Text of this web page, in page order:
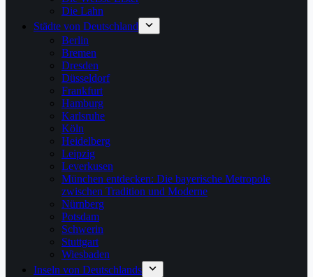
Die Lahn
Städte von Deutschland
Berlin
Bremen
Dresden
Düsseldorf
Frankfurt
Hamburg
Karlsruhe
Köln
Heidelberg
Leipzig
Leverkusen
München entdecken: Die bayerische Metropole
zwischen Tradition und Moderne
Nürnberg
Potsdam
Schwerin
Stuttgart
Wiesbaden
Inseln von Deutschlands